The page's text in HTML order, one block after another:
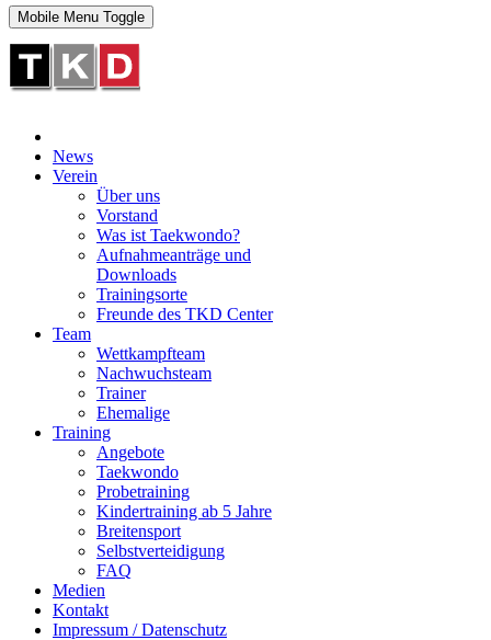
Mobile Menu Toggle
News
Verein
Über uns
Vorstand
Was ist Taekwondo?
Aufnahmeanträge und
Downloads
Trainingsorte
Freunde des TKD Center
Team
Wettkampfteam
Nachwuchsteam
Trainer
Ehemalige
Training
Angebote
Taekwondo
Probetraining
Kindertraining ab 5 Jahre
Breitensport
Selbstverteidigung
FAQ
Medien
Kontakt
Impressum / Datenschutz